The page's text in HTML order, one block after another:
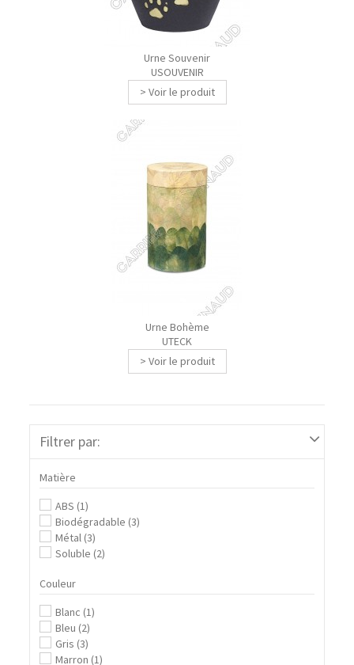
Urne Souvenir
USOUVENIR
> Voir le produit
Urne Bohème
UTECK
> Voir le produit
Filtrer par:
Matière
ABS (1)
Biodégradable (3)
Métal (3)
Soluble (2)
Couleur
Blanc (1)
Bleu (2)
Gris (3)
Marron (1)